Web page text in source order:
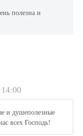
полезна и
и душеполезные
всех Господь!